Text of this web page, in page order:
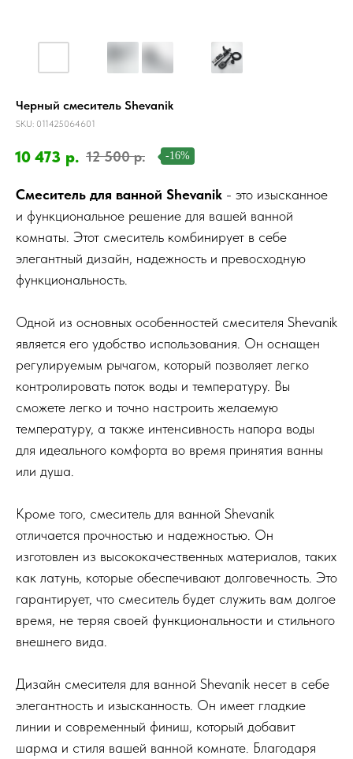
Черный смеситель Shevanik
SKU: 011425064601
10 473 р. 12 500 р. -16%
Смеситель для ванной Shevanik - это изысканное
и функциональное решение для вашей ванной
комнаты. Этот смеситель комбинирует в себе
элегантный дизайн, надежность и превосходную
функциональность.
Одной из основных особенностей смесителя Shevanik
является его удобство использования. Он оснащен
регулируемым рычагом, который позволяет легко
контролировать поток воды и температуру. Вы
сможете легко и точно настроить желаемую
температуру, а также интенсивность напора воды
для идеального комфорта во время принятия ванны
или душа.
Кроме того, смеситель для ванной Shevanik
отличается прочностью и надежностью. Он
изготовлен из высококачественных материалов, таких
как латунь, которые обеспечивают долговечность. Это
гарантирует, что смеситель будет служить вам долгое
время, не теряя своей функциональности и стильного
внешнего вида.
Дизайн смесителя для ванной Shevanik несет в себе
элегантность и изысканность. Он имеет гладкие
линии и современный финиш, который добавит
шарма и стиля вашей ванной комнате. Благодаря